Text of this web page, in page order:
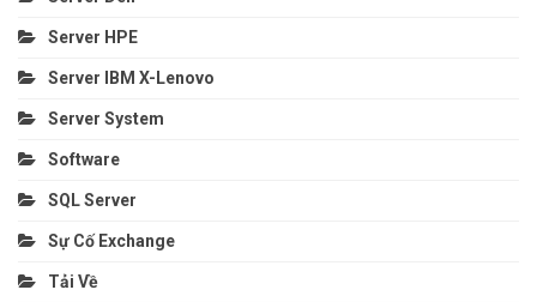
Server HPE
Server IBM X-Lenovo
Server System
Software
SQL Server
Sự Cố Exchange
Tải Về